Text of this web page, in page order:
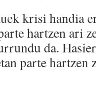
krisi handia
hartzen ari
da.
parte hartzen